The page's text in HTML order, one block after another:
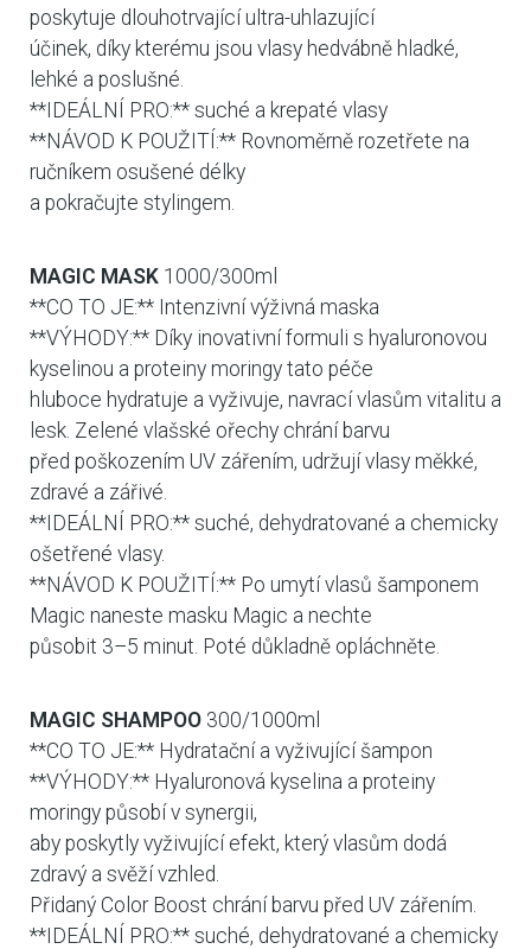
poskytuje dlouhotrvající ultra-uhlazující
účinek, díky kterému jsou vlasy hedvábně hladké,
lehké a poslušné.
**IDEÁLNÍ PRO:** suché a krepaté vlasy
**NÁVOD K POUŽITÍ:** Rovnoměrně rozetřete na
ručníkem osušené délky
a pokračujte stylingem.
MAGIC MASK 1000/300ml
**CO TO JE:** Intenzivní výživná maska
**VÝHODY:** Díky inovativní formuli s hyaluronovou
kyselinou a proteiny moringy tato péče
hluboce hydratuje a vyživuje, navrací vlasům vitalitu a
lesk. Zelené vlašské ořechy chrání barvu
před poškozením UV zářením, udržují vlasy měkké,
zdravé a zářivé.
**IDEÁLNÍ PRO:** suché, dehydratované a chemicky
ošetřené vlasy.
**NÁVOD K POUŽITÍ:** Po umytí vlasů šamponem
Magic naneste masku Magic a nechte
působit 3–5 minut. Poté důkladně opláchněte.
MAGIC SHAMPOO 300/1000ml
**CO TO JE:** Hydratační a vyživující šampon
**VÝHODY:** Hyaluronová kyselina a proteiny
moringy působí v synergii,
aby poskytly vyživující efekt, který vlasům dodá
zdravý a svěží vzhled.
Přidaný Color Boost chrání barvu před UV zářením.
**IDEÁLNÍ PRO:** suché, dehydratované a chemicky